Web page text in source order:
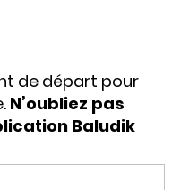
de départ pour
N’oubliez pas
Baludik